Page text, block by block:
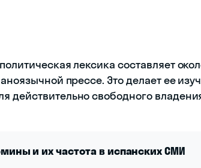
лексика составляет
прессе. Это делает ее
действительно свободного
и их частота в испанских СМИ